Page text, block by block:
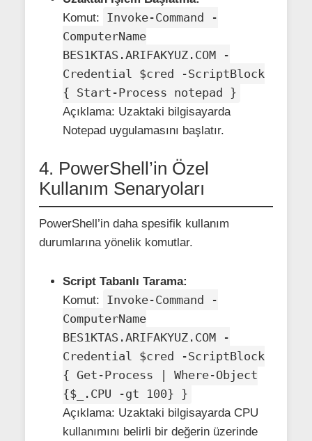
Komut:
Invoke-Command -
ComputerName
BES1KTAS.ARIFAKYUZ.COM -
Credential $cred -ScriptBlock
{ Start-Process notepad }
Açıklama: Uzaktaki bilgisayarda
Notepad uygulamasını başlatır.
4. PowerShell’in Özel
Kullanım Senaryoları
PowerShell’in daha spesifik kullanım
durumlarına yönelik komutlar.
Script Tabanlı Tarama:
Komut:
Invoke-Command -
ComputerName
BES1KTAS.ARIFAKYUZ.COM -
Credential $cred -ScriptBlock
{ Get-Process | Where-Object
{$_.CPU -gt 100} }
Açıklama: Uzaktaki bilgisayarda CPU
kullanımını belirli bir değerin üzerinde